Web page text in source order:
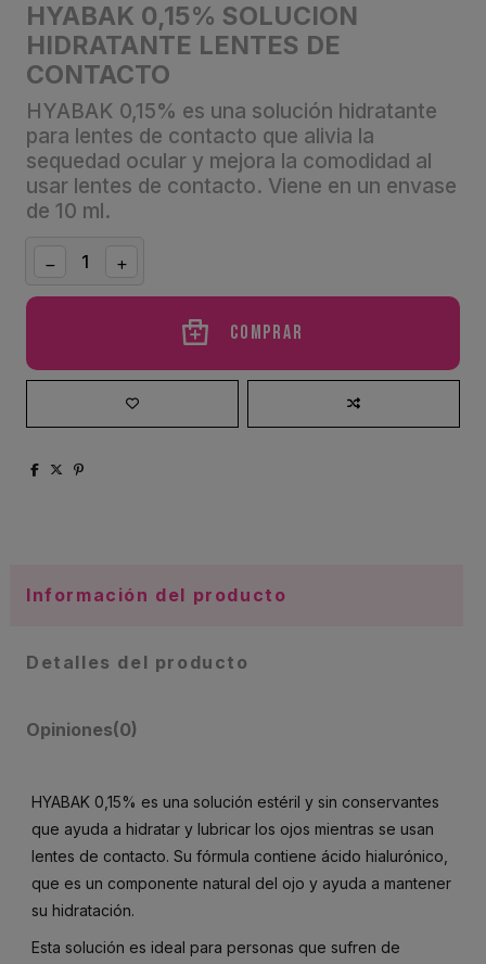
HYABAK 0,15% SOLUCION
HIDRATANTE LENTES DE
CONTACTO
HYABAK 0,15% es una solución hidratante
para lentes de contacto que alivia la
sequedad ocular y mejora la comodidad al
usar lentes de contacto. Viene en un envase
de 10 ml.
Comprar
Información del producto
Detalles del producto
Opiniones(0)
HYABAK 0,15% es una solución estéril y sin conservantes
que ayuda a hidratar y lubricar los ojos mientras se usan
lentes de contacto. Su fórmula contiene ácido hialurónico,
que es un componente natural del ojo y ayuda a mantener
su hidratación.
Esta solución es ideal para personas que sufren de